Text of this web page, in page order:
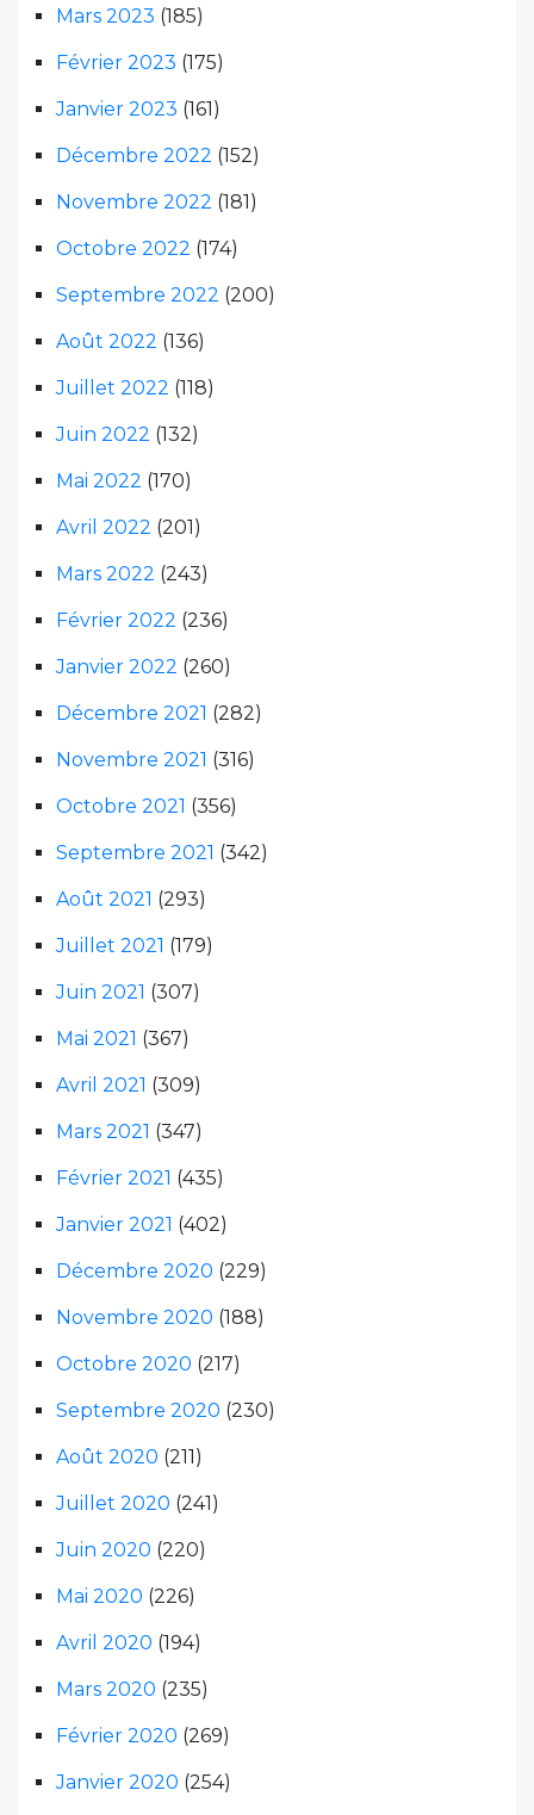
Mars 2023 (185)
Février 2023 (175)
Janvier 2023 (161)
Décembre 2022 (152)
Novembre 2022 (181)
Octobre 2022 (174)
Septembre 2022 (200)
Août 2022 (136)
Juillet 2022 (118)
Juin 2022 (132)
Mai 2022 (170)
Avril 2022 (201)
Mars 2022 (243)
Février 2022 (236)
Janvier 2022 (260)
Décembre 2021 (282)
Novembre 2021 (316)
Octobre 2021 (356)
Septembre 2021 (342)
Août 2021 (293)
Juillet 2021 (179)
Juin 2021 (307)
Mai 2021 (367)
Avril 2021 (309)
Mars 2021 (347)
Février 2021 (435)
Janvier 2021 (402)
Décembre 2020 (229)
Novembre 2020 (188)
Octobre 2020 (217)
Septembre 2020 (230)
Août 2020 (211)
Juillet 2020 (241)
Juin 2020 (220)
Mai 2020 (226)
Avril 2020 (194)
Mars 2020 (235)
Février 2020 (269)
Janvier 2020 (254)